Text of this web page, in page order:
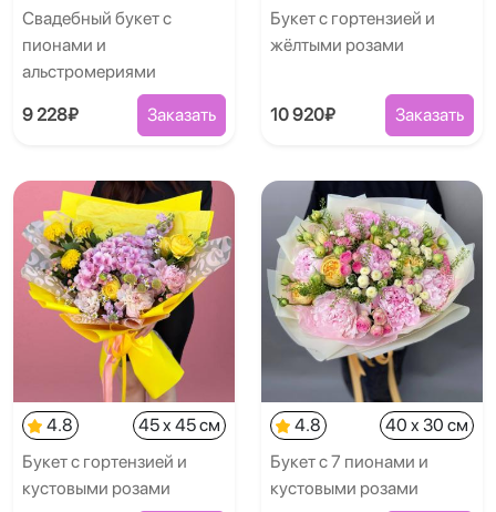
Свадебный букет с
пионами и
альстромериями
9 228₽ Заказать
Букет с гортензией и
жёлтыми розами
10 920₽ Заказать
4.8
45 x 45 см
Букет с гортензией и
кустовыми розами
4.8
40 x 30 см
Букет с 7 пионами и
кустовыми розами